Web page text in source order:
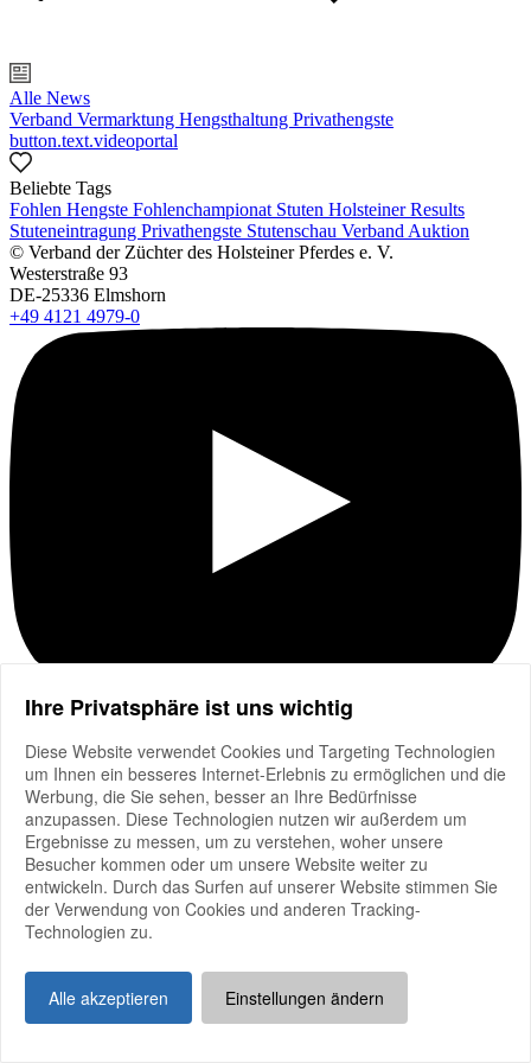
Alle News
Verband Vermarktung Hengsthaltung Privathengste
button.text.videoportal
Beliebte Tags
Fohlen Hengste Fohlenchampionat Stuten Holsteiner Results
Stuteneintragung Privathengste Stutenschau Verband Auktion
© Verband der Züchter des Holsteiner Pferdes e. V.
Westerstraße 93
DE-25336 Elmshorn
+49 4121 4979-0
Ihre Privatsphäre ist uns wichtig
Diese Website verwendet Cookies und Targeting Technologien
um Ihnen ein besseres Internet-Erlebnis zu ermöglichen und die
Werbung, die Sie sehen, besser an Ihre Bedürfnisse
anzupassen. Diese Technologien nutzen wir außerdem um
Ergebnisse zu messen, um zu verstehen, woher unsere
Besucher kommen oder um unsere Website weiter zu
entwickeln. Durch das Surfen auf unserer Website stimmen Sie
der Verwendung von Cookies und anderen Tracking-
Technologien zu.
Alle akzeptieren Einstellungen ändern